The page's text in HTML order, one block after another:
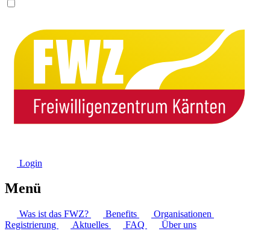
Login
Menü
Was ist das FWZ? Benefits
Organisationen
Registrierung
Aktuelles FAQ Über uns